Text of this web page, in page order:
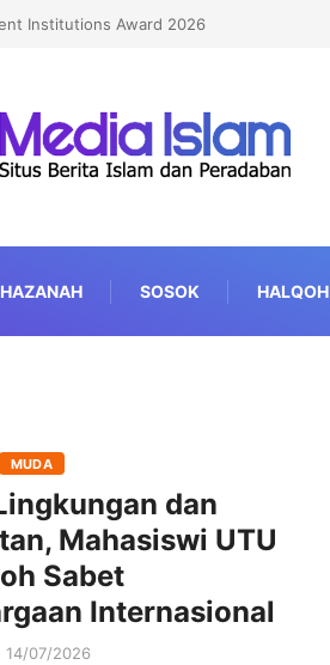
SOSOK HALQOH
MUDA
dan
Mahasiswi UTU
Sabet
Internasional
14/07/2026